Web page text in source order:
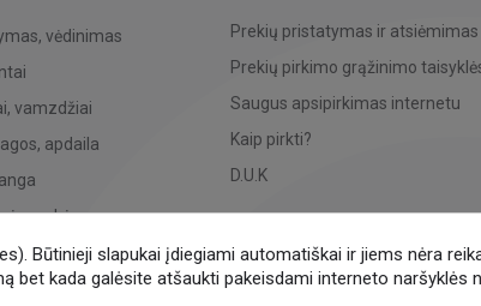
vėdinimas
vamzdžiai
apdaila
prekės
dalys
Prekių pristatymas ir atsiėmimas
Prekių pirkimo grąžinimo
Saugus apsipirkimas internetu
Kaip pirkti?
D.U.K
Būtinieji slapukai įdiegiami automatiškai ir jiems nėra
bet kada galėsite atšaukti pakeisdami interneto